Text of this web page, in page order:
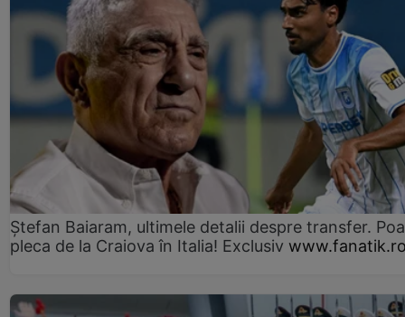
Ștefan Baiaram, ultimele detalii despre transfer.
pleca de la Craiova în Italia! Exclusiv